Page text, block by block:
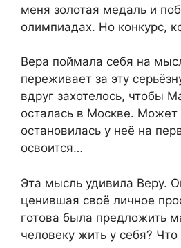
меня золотая медаль и
олимпиадах. Но конкурс,
Вера поймала себя на
переживает за эту
вдруг захотелось, чтобы
осталась в Москве.
остановилась у неё на
освоится…
Эта мысль удивила Веру.
ценившая своё личное
готова была предложить
человеку жить у себя?